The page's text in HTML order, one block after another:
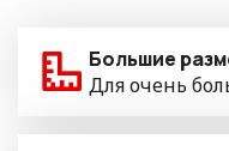
Большие
Для очень